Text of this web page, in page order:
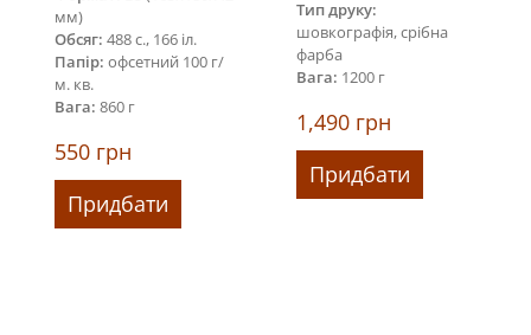
мм)
Обсяг: 488 с., 166 іл.
Папір: офсетний 100 г/
м. кв.
Вага: 860 г
550 грн
Придбати
Тип друку:
шовкографія, срібна
фарба
Вага: 1200 г
1,490 грн
Придбати